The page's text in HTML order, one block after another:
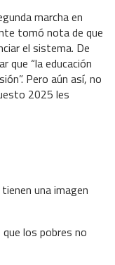
marcha en
tomó nota de que
el sistema. De
que “la educación
Pero aún así, no
2025 les
una imagen
los pobres no